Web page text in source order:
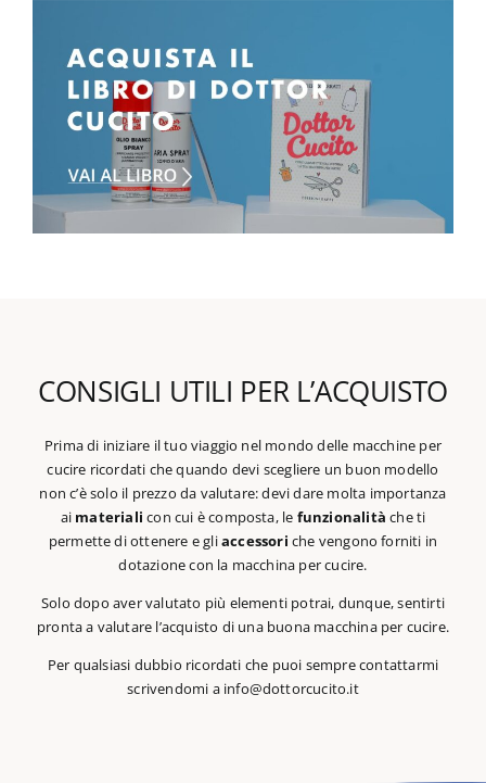
CONSIGLI UTILI PER L’ACQUISTO
Prima di iniziare il tuo viaggio nel mondo delle macchine per
cucire ricordati che quando devi scegliere un buon modello
non c’è solo il prezzo da valutare: devi dare molta importanza
ai materiali con cui è composta, le funzionalità che ti
permette di ottenere e gliaccessori che vengono forniti in
dotazione con la macchina per cucire.
Solo dopo aver valutato più elementi potrai, dunque, sentirti
pronta a valutare l’acquisto di una buona macchina per cucire.
Per qualsiasi dubbio ricordati che puoi sempre contattarmi
scrivendomi a info@dottorcucito.it